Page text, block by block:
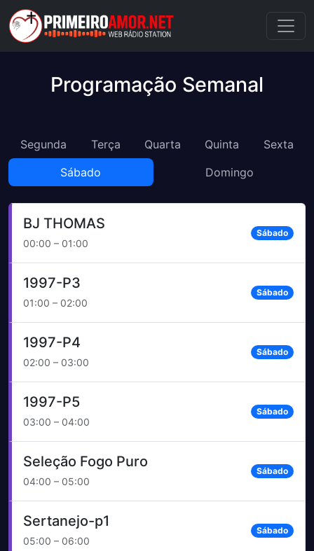
Programação Semanal
Segunda Terça Quarta Quinta
Sexta
Sábado
Domingo
BJ THOMAS
00:00 – 01:00
Sábado
1997-P3
01:00 – 02:00
Sábado
1997-P4
02:00 – 03:00
Sábado
1997-P5
03:00 – 04:00
Sábado
Seleção Fogo Puro
04:00 – 05:00
Sábado
Sertanejo-p1
05:00 – 06:00
Sábado